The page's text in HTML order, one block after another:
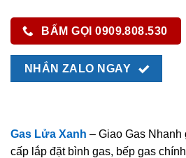
BẤM GỌI 0909.808.530
NHẮN ZALO NGAY
Gas Lửa Xanh – Giao Gas Nhanh
cấp lắp đặt bình gas, bếp gas